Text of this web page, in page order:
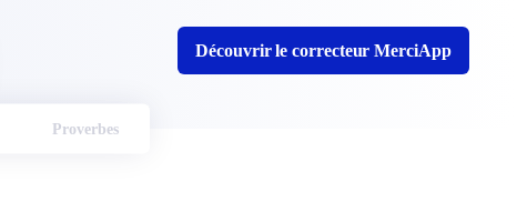
Découvrir le correcteur MerciApp
Proverbes